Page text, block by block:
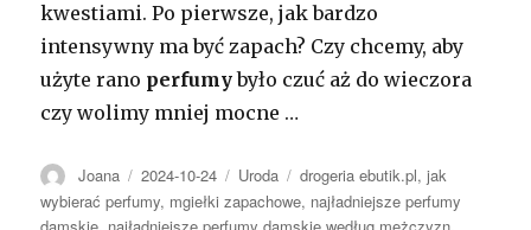
kwestiami. Po pierwsze, jak bardzo
intensywny ma być zapach? Czy chcemy, aby
użyte rano perfumybyło czuć aż do wieczora
czy wolimy mniej mocne …
Autor
Joana Opublikowano
2024-10-24 Kategorie
Uroda Tagi
drogeria ebutik.pl,jak
wybierać perfumy, mgiełki zapachowe, najładniejsze perfumy